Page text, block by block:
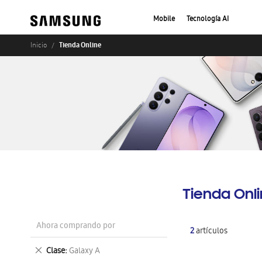
Mobile Tecnología AI
Inicio Tienda Online
Tienda
2artículos
Ahora comprando por
Clase Galaxy A
Eliminar